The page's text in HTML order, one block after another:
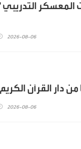
التدريبي
2026-08-06
2026-08-06